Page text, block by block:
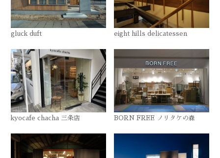
gluck duft eight hills delicatessen
kyocafe chacha 三条店 BORN FREE ノリタケの森